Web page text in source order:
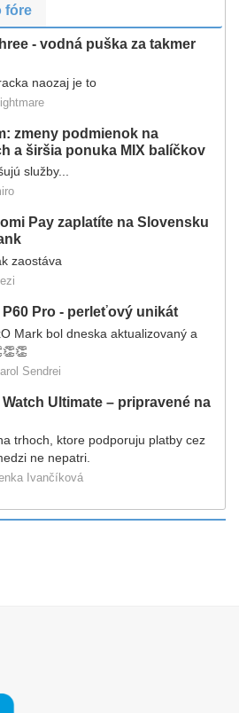
fóre
- vodná puška za takmer
naozaj je to
zmeny podmienok na
a širšia ponuka MIX balíčkov
služby...
Pay zaplatíte na Slovensku
zaostáva
Pro - perleťový unikát
Mark bol dneska aktualizovaný a
Sendrei
Ultimate – pripravené na
trhoch, ktore podporuju platby cez
ne nepatri.
Ivančíková